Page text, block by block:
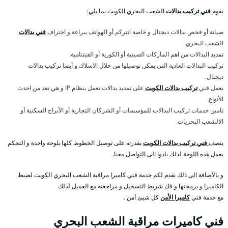
يقوم فني تركيب بدالاتالشعب البحري الكويت بما يلي:
صيانة أو فحص بدالات ديجتال و خاصة انتركم أو الهواتف ببراعة و احتراففني بدالات
الشعب البحري.
تمديد البدالات من اهم الماركات الصينية أو الكورية أو الفيتنامية.
تركيب البدالات العادية التي يمكن توصيلها من خلال الاسلاك و أيضا تركيب بدالات
ديجتال.
يعمل فنيتركيب بدالات الكويت
على تمديد بدالات تعمل بنظام IP و هي تعد من احدث
الأنواع.
تامين خدمات تركيب البدالات للمؤسسات أو الشركان التجارية أو الأبراج السكنية أو
الالشعب البحريات.
يتصففني تركيب بدالات الكويتبقدرته على توصيل الخطوط كلها بلوحة واحدة و التحكم
بعمل هذه اللوحة لذلك بادوا الى التواصل معنا.
و بالأضافة الى ذلك نقدم لكم خدمة فني كاميرا مراقبة الشعب البحري الكويت لضبط
الكاميرا و برمجتها و فك شريط التسجيل و مراجعته مع العميل لذلك
مع خدمة فنيكاميرا الأمنكل شيئ أمن .
فني كاميرات مراقبة الشعب البحري